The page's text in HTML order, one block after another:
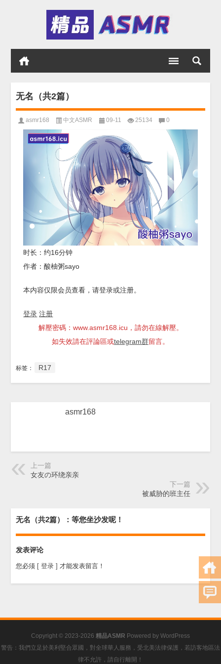
无名（共2篇）
asmr168 中文ASMR 09-11 25134 0
时长：约16分钟
作者：酸柚粥sayo
本内容仅限会员查看，请登录或注册。
登录 注册
解壓密碼：www.asmr168.icu，請勿在線解壓。
如失效請在評論區或telegram群留言。
标签： R17
asmr168
上一篇
女友の环绕亲亲
下一篇
被威胁的班主任
无名（共2篇）：等您坐沙发呢！
发表评论
您必须 [ 登录 ] 才能发表留言！
Copyright © 2023-2026 精品ASMR Powered by WordPress
警告：我們立足於美利堅合眾國，對全球華人服務，受北美法律保護，若訪客地區法
律不允許，請自行離開！